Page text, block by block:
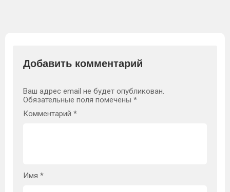
Добавить комментарий
Ваш адрес email не будет опубликован.
Обязательные поля помечены *
Комментарий *
Имя *